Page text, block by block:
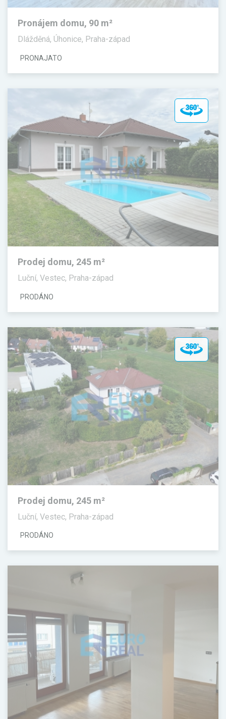
Pronájem domu, 90 m²
Dlážděná, Úhonice, Praha-západ
PRONAJATO
Prodej domu, 245 m²
Luční, Vestec, Praha-západ
PRODÁNO
Prodej domu, 245 m²
Luční, Vestec, Praha-západ
PRODÁNO